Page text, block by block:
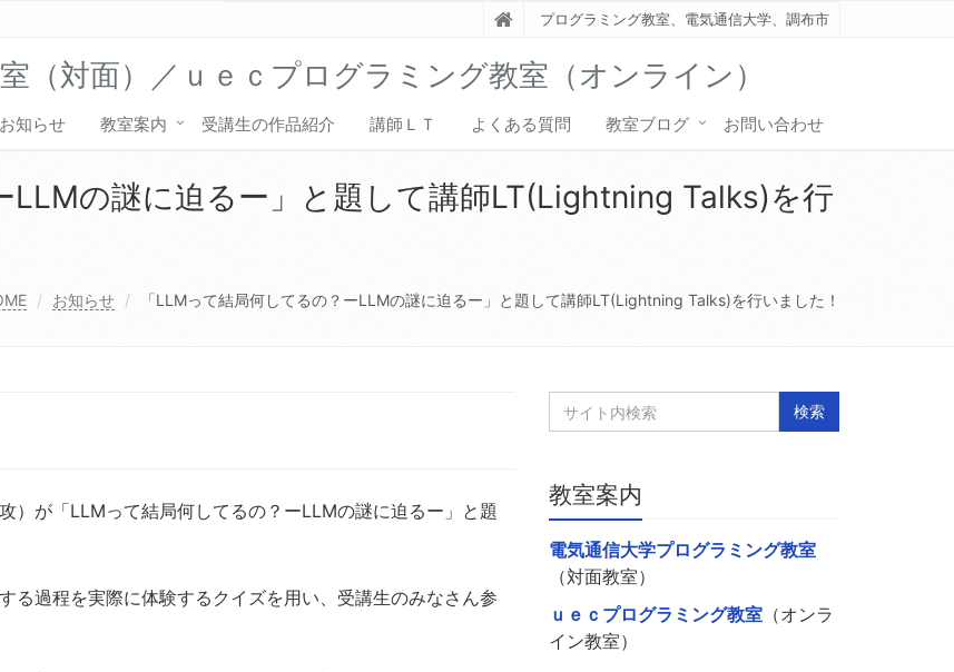
プログラミング教室、電気通信大学、調布市
（対面）／ｕｅｃプログラミング教室（オンライン）
お知らせ 教室案内 受講生の作品紹介 講師ＬＴ よくある質問 教室ブログ お問い合わせ
LLMの謎に迫るー」と題して講師LT(Lightning Talks)を行
お知らせ 「LLMって結局何してるの？ーLLMの謎に迫るー」と題して講師LT(Lightning Talks)を行いました！
）が「LLMって結局何してるの？ーLLMの謎に迫るー」と題
る過程を実際に体験するクイズを用い、受講生のみなさん参
教室案内
電気通信大学プログラミング教室
（対面教室）
ｕｅｃプログラミング教室（オンラ
イン教室）